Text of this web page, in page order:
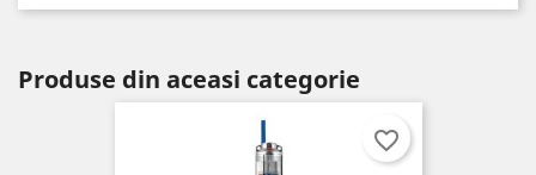
Produse din aceasi categorie
favorite_border